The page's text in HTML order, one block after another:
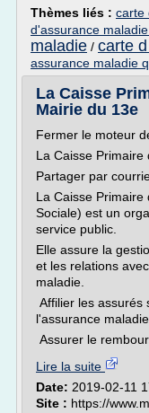
Thèmes liés : carte
d'assurance
maladie / carte
assurance maladie
La Caisse
Mairie du 13e
Fermer le moteur
La Caisse
Partager par
La Caisse
Sociale) est un
service public.
Elle assure la
et les relations
maladie.
Affilier les assurés
l'assurance maladie.
Assurer le
Lire la suite
Date: 2019-02-11
Site : https://